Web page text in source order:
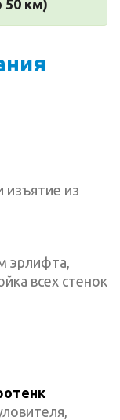
50 км)
изъятие из
эрлифта,
всех стенок